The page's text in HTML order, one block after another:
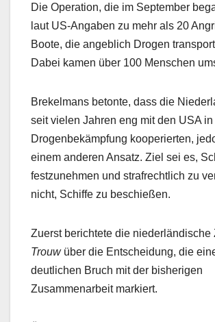
Die Operation, die im September
laut US-Angaben zu mehr als 20
Boote, die angeblich Drogen
Dabei kamen über 100 Menschen
Brekelmans betonte, dass die
seit vielen Jahren eng mit den USA in
Drogenbekämpfung kooperierten,
einem anderen Ansatz. Ziel sei es,
festzunehmen und strafrechtlich zu
nicht, Schiffe zu beschießen.
Zuerst berichtete die niederländische
Trouwüber die Entscheidung, die
deutlichen Bruch mit der bisherigen
Zusammenarbeit markiert.